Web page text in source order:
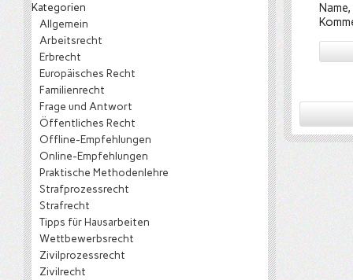
Kategorien
Allgemein
Arbeitsrecht
Erbrecht
Europäisches Recht
Familienrecht
Frage und Antwort
Öffentliches Recht
Offline-Empfehlungen
Online-Empfehlungen
Praktische Methodenlehre
Strafprozessrecht
Strafrecht
Tipps für Hausarbeiten
Wettbewerbsrecht
Zivilprozessrecht
Zivilrecht